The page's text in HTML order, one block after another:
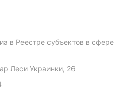
в Реестре субъектов в сфере
Леси Украинки, 26